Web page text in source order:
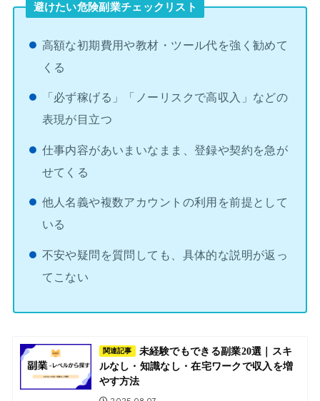
避けたい危険副業チェックリスト
高額な初期費用や教材・ツール代を強く勧めて
くる
「必ず稼げる」「ノーリスクで高収入」などの
表現が目立つ
仕事内容があいまいなまま、登録や契約を急が
せてくる
他人名義や複数アカウントの利用を前提として
いる
不安や疑問を質問しても、具体的な説明が返っ
てこない
関連記事
未経験でもできる副業20選｜スキ
ルなし・知識なし・在宅ワークで収入を増
やす方法